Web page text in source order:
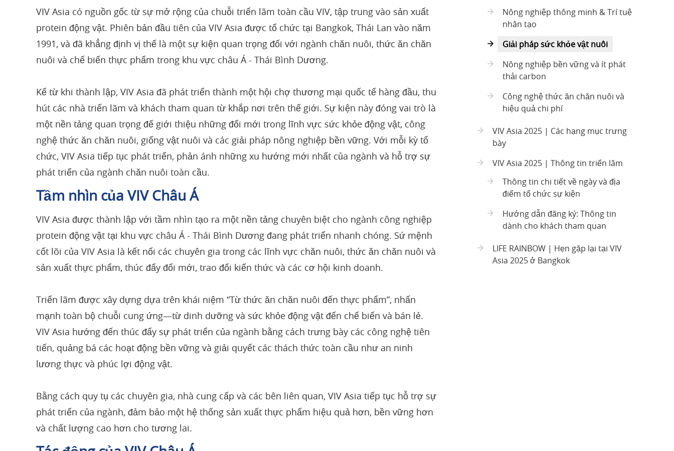
VIV Asia có nguồn gốc từ sự mở rộng của chuỗi triển lãm toàn cầu VIV, tập trung vào sản xuất
protein động vật. Phiên bản đầu tiên của VIV Asia được tổ chức tại Bangkok, Thái Lan vào năm
1991, và đã khẳng định vị thế là một sự kiện quan trọng đối với ngành chăn nuôi, thức ăn chăn
nuôi và chế biến thực phẩm trong khu vực châu Á - Thái Bình Dương.
Kể từ khi thành lập, VIV Asia đã phát triển thành một hội chợ thương mại quốc tế hàng đầu, thu
hút các nhà triển lãm và khách tham quan từ khắp nơi trên thế giới. Sự kiện này đóng vai trò là
một nền tảng quan trọng để giới thiệu những đổi mới trong lĩnh vực sức khỏe động vật, công
nghệ thức ăn chăn nuôi, giống vật nuôi và các giải pháp nông nghiệp bền vững. Với mỗi kỳ tổ
chức, VIV Asia tiếp tục phát triển, phản ánh những xu hướng mới nhất của ngành và hỗ trợ sự
phát triển của ngành chăn nuôi toàn cầu.
Tầm nhìn của VIV Châu Á
VIV Asia được thành lập với tầm nhìn tạo ra một nền tảng chuyên biệt cho ngành công nghiệp
protein động vật tại khu vực châu Á - Thái Bình Dương đang phát triển nhanh chóng. Sứ mệnh
cốt lõi của VIV Asia là kết nối các chuyên gia trong các lĩnh vực chăn nuôi, thức ăn chăn nuôi và
sản xuất thực phẩm, thúc đẩy đổi mới, trao đổi kiến thức và các cơ hội kinh doanh.
Triển lãm được xây dựng dựa trên khái niệm “Từ thức ăn chăn nuôi đến thực phẩm”, nhấn
mạnh toàn bộ chuỗi cung ứng—từ dinh dưỡng và sức khỏe động vật đến chế biến và bán lẻ.
VIV Asia hướng đến thúc đẩy sự phát triển của ngành bằng cách trưng bày các công nghệ tiên
tiến, quảng bá các hoạt động bền vững và giải quyết các thách thức toàn cầu như an ninh
lương thực và phúc lợi động vật.
Bằng cách quy tụ các chuyên gia, nhà cung cấp và các bên liên quan, VIV Asia tiếp tục hỗ trợ sự
phát triển của ngành, đảm bảo một hệ thống sản xuất thực phẩm hiệu quả hơn, bền vững hơn
và chất lượng cao hơn cho tương lai.
Nông nghiệp thông minh & Trí tuệ
nhân tạo
Giải pháp sức khỏe vật nuôi
Nông nghiệp bền vững và ít phát
thải carbon
Công nghệ thức ăn chăn nuôi và
hiệu quả chi phí
VIV Asia 2025 | Các hạng mục trưng
bày
VIV Asia 2025 | Thông tin triển lãm
Thông tin chi tiết về ngày và địa
điểm tổ chức sự kiện
Hướng dẫn đăng ký: Thông tin
dành cho khách tham quan
LIFE RAINBOW | Hẹn gặp lại tại VIV
Asia 2025 ở Bangkok